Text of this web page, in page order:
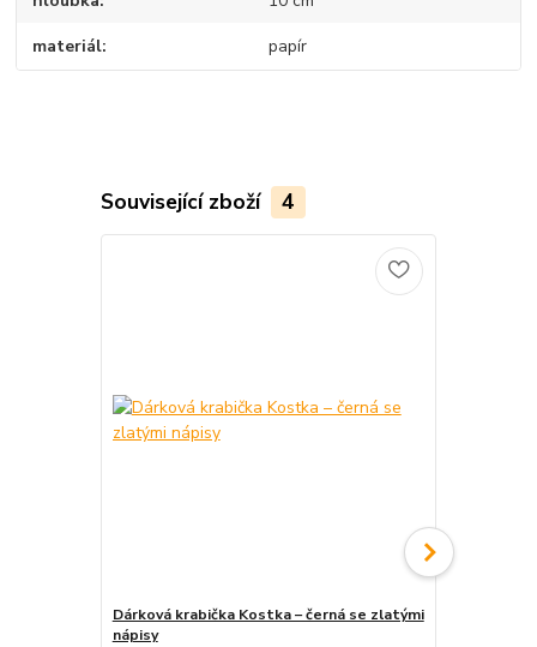
materiál papír
Související zboží 4
Dárková krabička Kostka – černá se zlatými
nápisy